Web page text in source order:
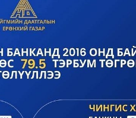
ногдуулах шүүхийн шийдвэр